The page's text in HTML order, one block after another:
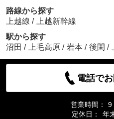
路線から探す
上越線 /
上越新幹線
駅から探す
沼田 / 上毛高原 / 岩本 / 後閑 /
電話で
営業時間：
9
定休日：
年